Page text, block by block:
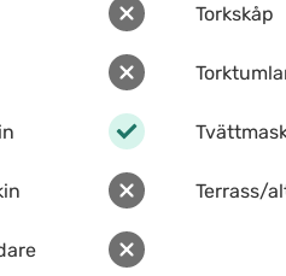
Torkskåp
Terrass/